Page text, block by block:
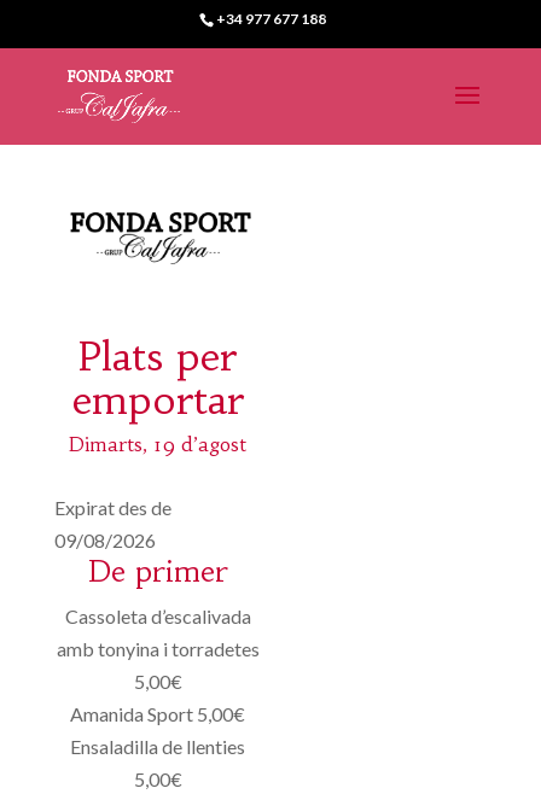
+34 977 677 188
Plats per
emportar
Dimarts, 19 d’agost
Expirat des de
09/08/2026
De primer
Cassoleta d’escalivada
amb tonyina i torradetes
5,00€
Amanida Sport 5,00€
Ensaladilla de llenties
5,00€